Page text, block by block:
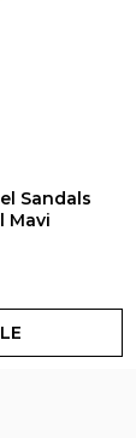
Sandals
Mavi